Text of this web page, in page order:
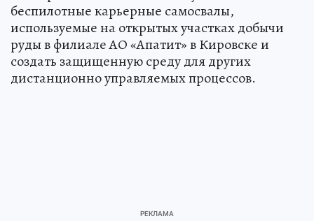
беспилотные карьерные самосвалы,
используемые на открытых участках добычи
руды в филиале АО «Апатит» в Кировске и
создать защищенную среду для других
дистанционно управляемых процессов.